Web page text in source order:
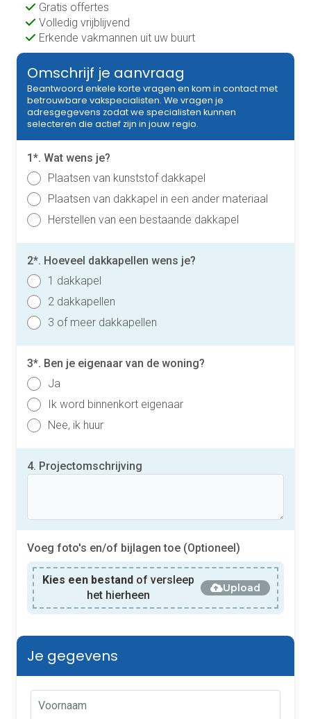
Gratis offertes
Volledig vrijblijvend
Erkende vakmannen uit uw buurt
Omschrijf je aanvraag
Beantwoord enkele korte vragen en kom in contact met
betrouwbare vakspecialisten. We vragen je
adresgegevens zodat we specialisten kunnen
selecteren die actief zijn in jouw regio.
1*. Wat wens je?
Plaatsen van kunststof dakkapel
Plaatsen van dakkapel in een ander materiaal
Herstellen van een bestaande dakkapel
2*. Hoeveel dakkapellen wens je?
1 dakkapel
2 dakkapellen
3 of meer dakkapellen
3*. Ben je eigenaar van de woning?
Ja
Ik word binnenkort eigenaar
Nee, ik huur
4. Projectomschrijving
Voeg foto's en/of bijlagen toe (Optioneel)
Kies een bestand of versleep
het hierheen
Upload
Je gegevens